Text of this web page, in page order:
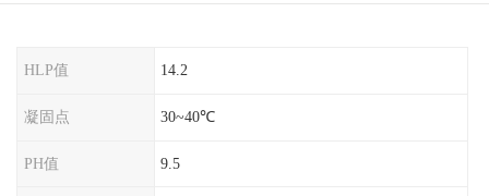
HLP值 14.2
凝固点 30~40℃
PH值 9.5